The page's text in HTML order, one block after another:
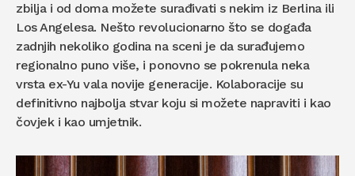
zbilja i od doma možete surađivati s nekim iz Berlina ili
Los Angelesa. Nešto revolucionarno što se događa
zadnjih nekoliko godina na sceni je da surađujemo
regionalno puno više, i ponovno se pokrenula neka
vrsta ex-Yu vala novije generacije. Kolaboracije su
definitivno najbolja stvar koju si možete napraviti i kao
čovjek i kao umjetnik.